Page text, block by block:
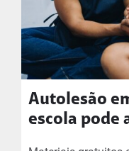
Autolesão
escola pode